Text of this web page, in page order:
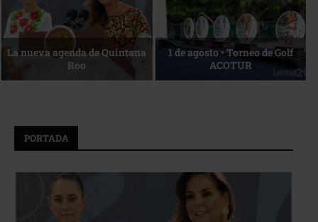
Reconocimiento de viajeros La esencia del servicio
PORTADA